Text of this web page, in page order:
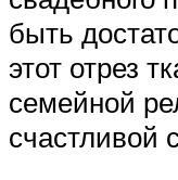
быть
этот отрез
семейной
счастливой